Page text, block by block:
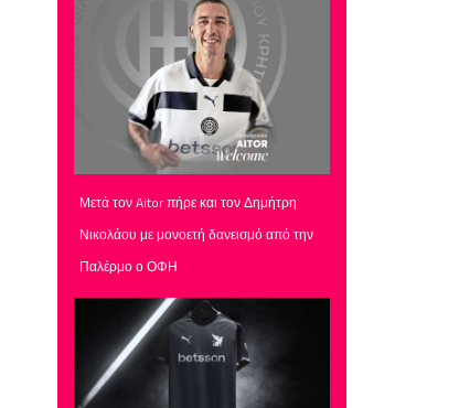
Μετά τον Aitor πήρε και τον Δημήτρη
Νικολάου με μονοετή δανεισμό από την
Παλέρμο ο ΟΦΗ